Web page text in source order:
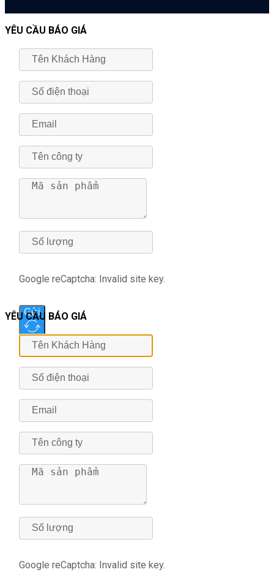
YÊU CẦU BÁO GIÁ
Google reCaptcha: Invalid site key.
Gửi
YÊU CẦU BÁO GIÁ
Google reCaptcha: Invalid site key.